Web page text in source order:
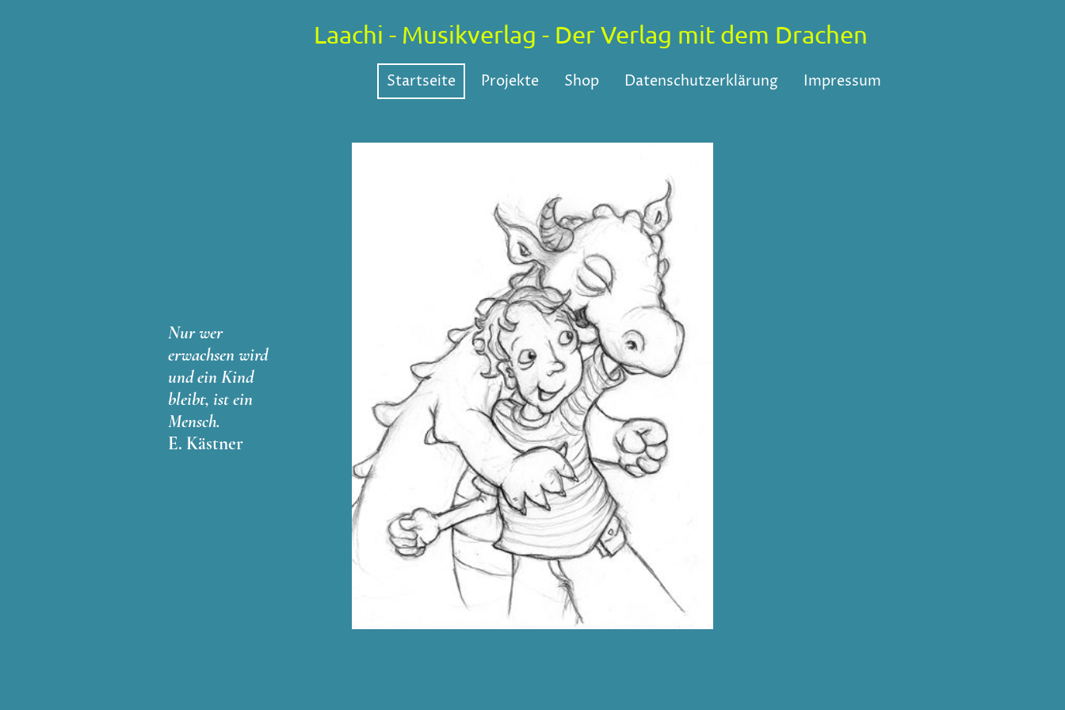
Laachi - Musikverlag - Der Verlag mit dem Drachen
Startseite Projekte Shop Datenschutzerklärung Impressum
Nur wer
erwachsen wird
und ein Kind
bleibt, ist ein
Mensch.
E. Kästner